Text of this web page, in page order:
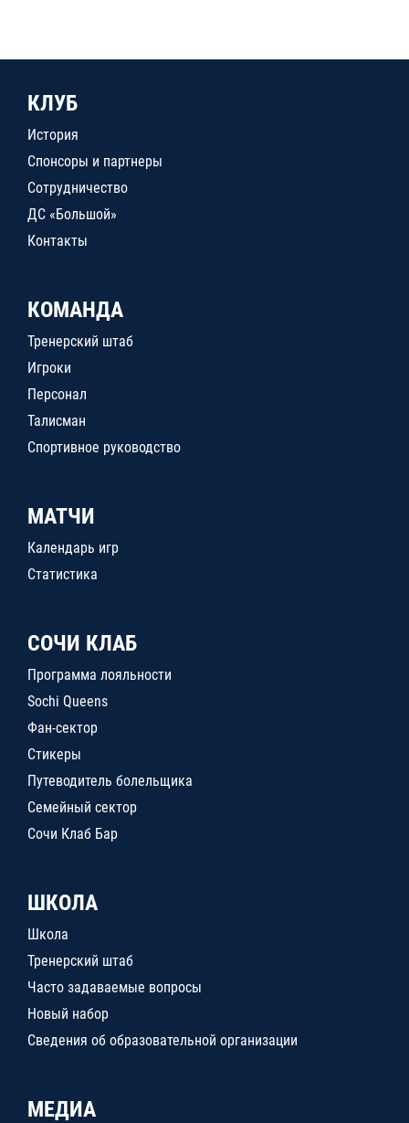
КЛУБ
История
Спонсоры и партнеры
Сотрудничество
ДС «Большой»
Контакты
КОМАНДА
Тренерский штаб
Игроки
Персонал
Талисман
Спортивное руководство
МАТЧИ
Календарь игр
Статистика
СОЧИ КЛАБ
Программа лояльности
Sochi Queens
Фан-сектор
Стикеры
Путеводитель болельщика
Семейный сектор
Сочи Клаб Бар
ШКОЛА
Школа
Тренерский штаб
Часто задаваемые вопросы
Новый набор
Сведения об образовательной организации
МЕДИА